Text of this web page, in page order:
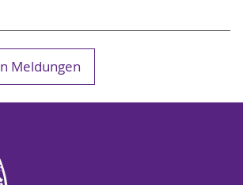
Meldungen